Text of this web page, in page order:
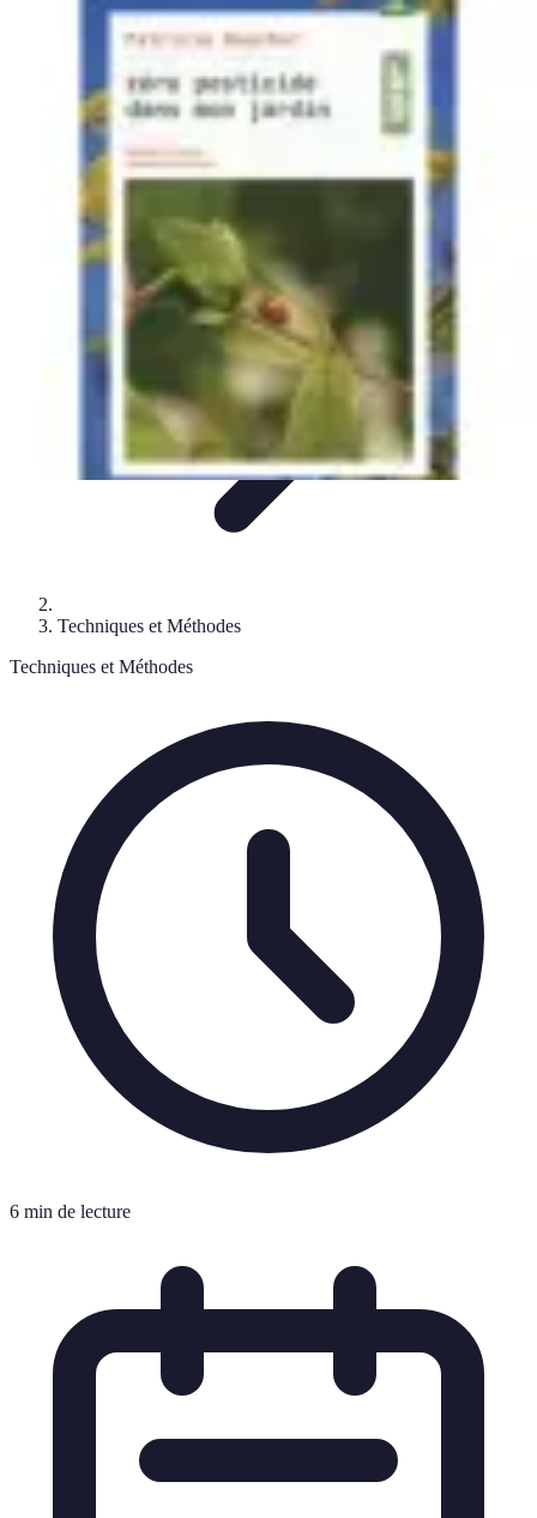
Astuces Rubik Cube
Astuces et TechniquesTechniques de Speedcubing
Astuces Rubik Cube
Techniques et Méthodes
Techniques et Méthodes
6 min de lecture